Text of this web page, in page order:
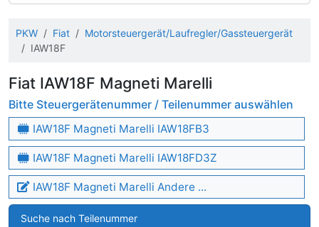
PKW Fiat
Motorsteuergerät/Laufregler/Gassteuergerät
IAW18F
Fiat IAW18F Magneti Marelli
Bitte Steuergerätenummer / Teilenummer auswählen
IAW18F Magneti Marelli IAW18FB3
IAW18F Magneti Marelli IAW18FD3Z
IAW18F Magneti Marelli Andere ...
Suche nach Teilenummer